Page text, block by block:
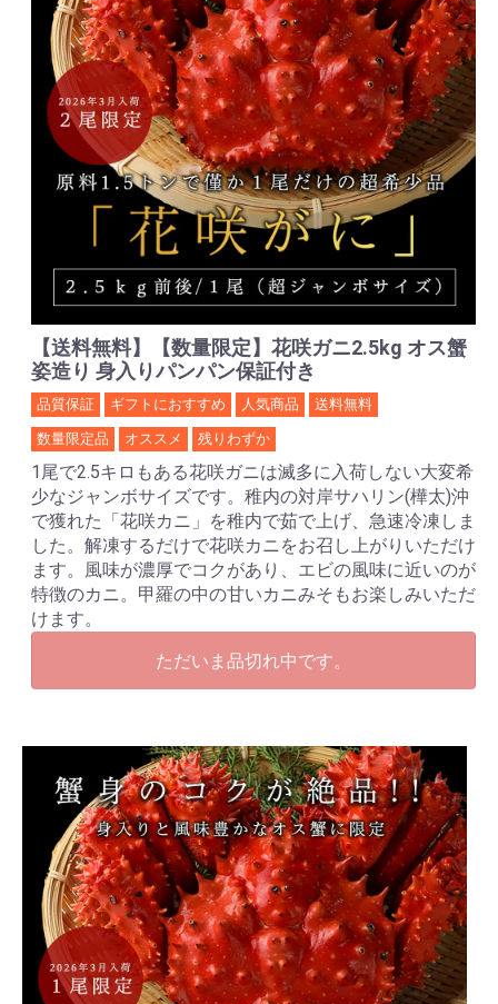
【送料無料】【数量限定】花咲ガニ2.5kg オス蟹
姿造り 身入りパンパン保証付き
品質保証 ギフトにおすすめ 人気商品 送料無料
数量限定品 オススメ 残りわずか
1尾で2.5キロもある花咲ガニは滅多に入荷しない大変希
少なジャンボサイズです。稚内の対岸サハリン(樺太)沖
で獲れた「花咲カニ」を稚内で茹で上げ、急速冷凍しま
した。解凍するだけで花咲カニをお召し上がりいただけ
ます。風味が濃厚でコクがあり、エビの風味に近いのが
特徴のカニ。甲羅の中の甘いカニみそもお楽しみいただ
けます。
ただいま品切れ中です。